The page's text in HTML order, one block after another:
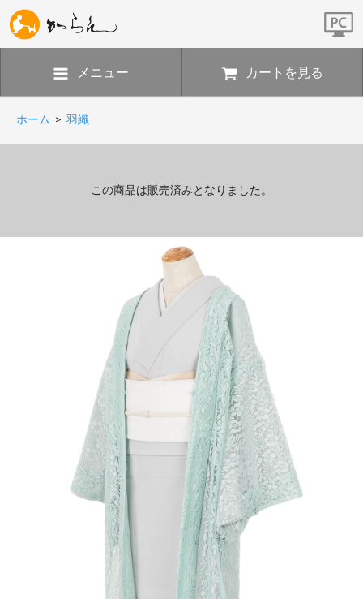
メニュー カートを見る
ホーム > 羽織
この商品は販売済みとなりました。